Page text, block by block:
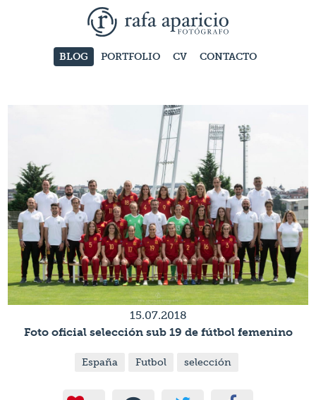
BLOG PORTFOLIO CV CONTACTO
15.07.2018
Foto oficial selección sub 19 de fútbol femenino
España Futbol selección